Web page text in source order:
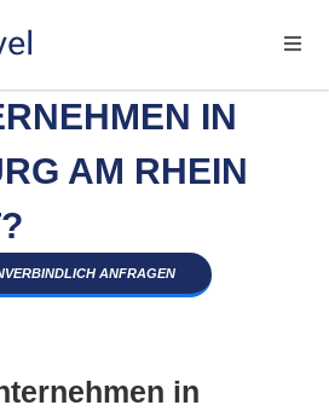
IN
AM RHEIN
ANFRAGEN
in